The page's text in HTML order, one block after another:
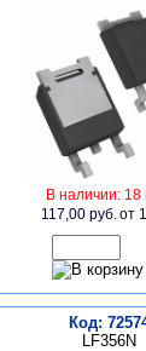
В наличии:
117,00 руб.от
Код:
LF356N